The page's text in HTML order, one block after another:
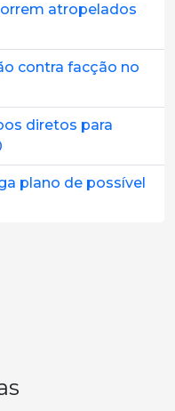
atropelados
contra facção no
diretos para
plano de possível